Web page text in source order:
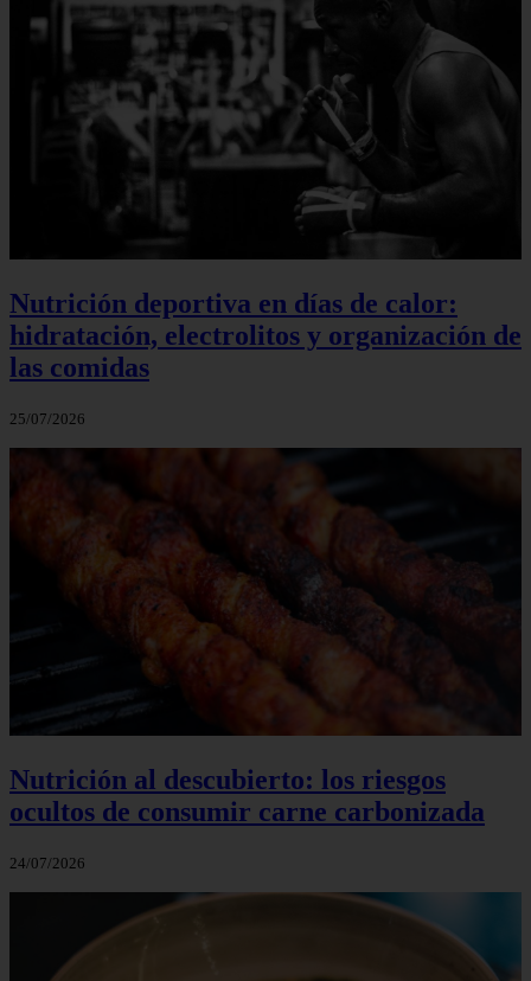
Nutrición deportiva en días de calor:
hidratación, electrolitos y organización de
las comidas
25/07/2026
Nutrición al descubierto: los riesgos
ocultos de consumir carne carbonizada
24/07/2026